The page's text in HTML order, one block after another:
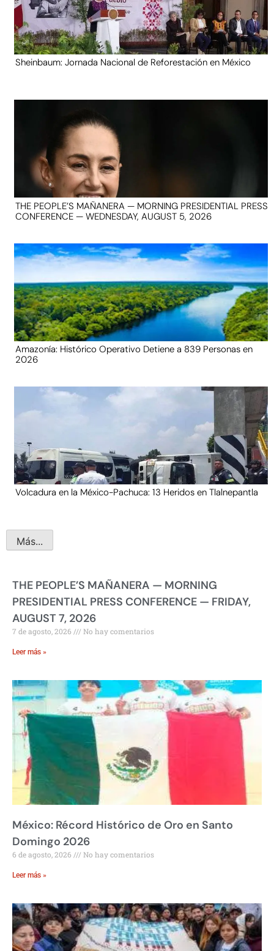
Sheinbaum: Jornada Nacional de Reforestación en México
THE PEOPLE’S MAÑANERA — MORNING PRESIDENTIAL PRESS
CONFERENCE — WEDNESDAY, AUGUST 5, 2026
Amazonía: Histórico Operativo Detiene a 839 Personas en
2026
Volcadura en la México-Pachuca: 13 Heridos en Tlalnepantla
Más...
THE PEOPLE’S MAÑANERA — MORNING
PRESIDENTIAL PRESS CONFERENCE — FRIDAY,
AUGUST 7, 2026
7 de agosto, 2026 No hay comentarios
Leer más »
México: Récord Histórico de Oro en Santo
Domingo 2026
6 de agosto, 2026 No hay comentarios
Leer más »